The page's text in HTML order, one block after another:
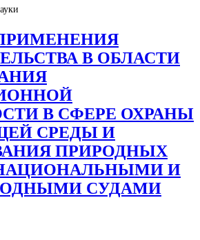
В ОБЛАСТИ
В СФЕРЕ ОХРАНЫ
СРЕДЫ И
ПРИРОДНЫХ
И
СУДАМИ